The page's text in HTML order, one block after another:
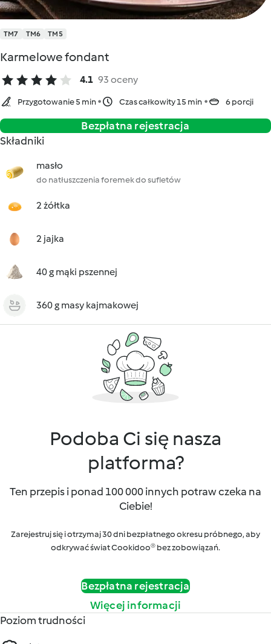
TM7 TM6 TM5
Karmelowe fondant
4.1 93 oceny
Przygotowanie 5 min Czas całkowity 15 min 6 porcji
Bezpłatna rejestracja
Składniki
masło
do natłuszczenia foremek do sufletów
2 żółtka
2 jajka
40 g mąki pszennej
360 g masy kajmakowej
Podoba Ci się nasza
platforma?
Ten przepis i ponad 100 000 innych potraw czeka na
Ciebie!
Zarejestruj się i otrzymaj 30 dni bezpłatnego okresu próbnego, aby
odkrywać świat Cookidoo® bez zobowiązań.
Bezpłatna rejestracja
Więcej informacji
Poziom trudności